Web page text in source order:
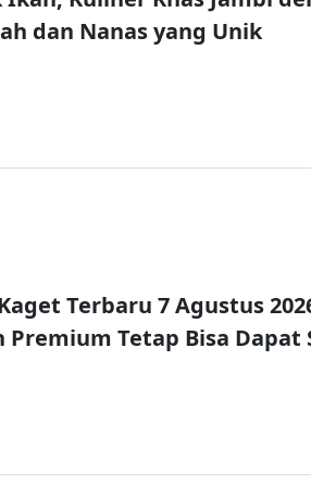
dan Nanas yang Unik
Terbaru 7 Agustus
Premium Tetap Bisa Dapat